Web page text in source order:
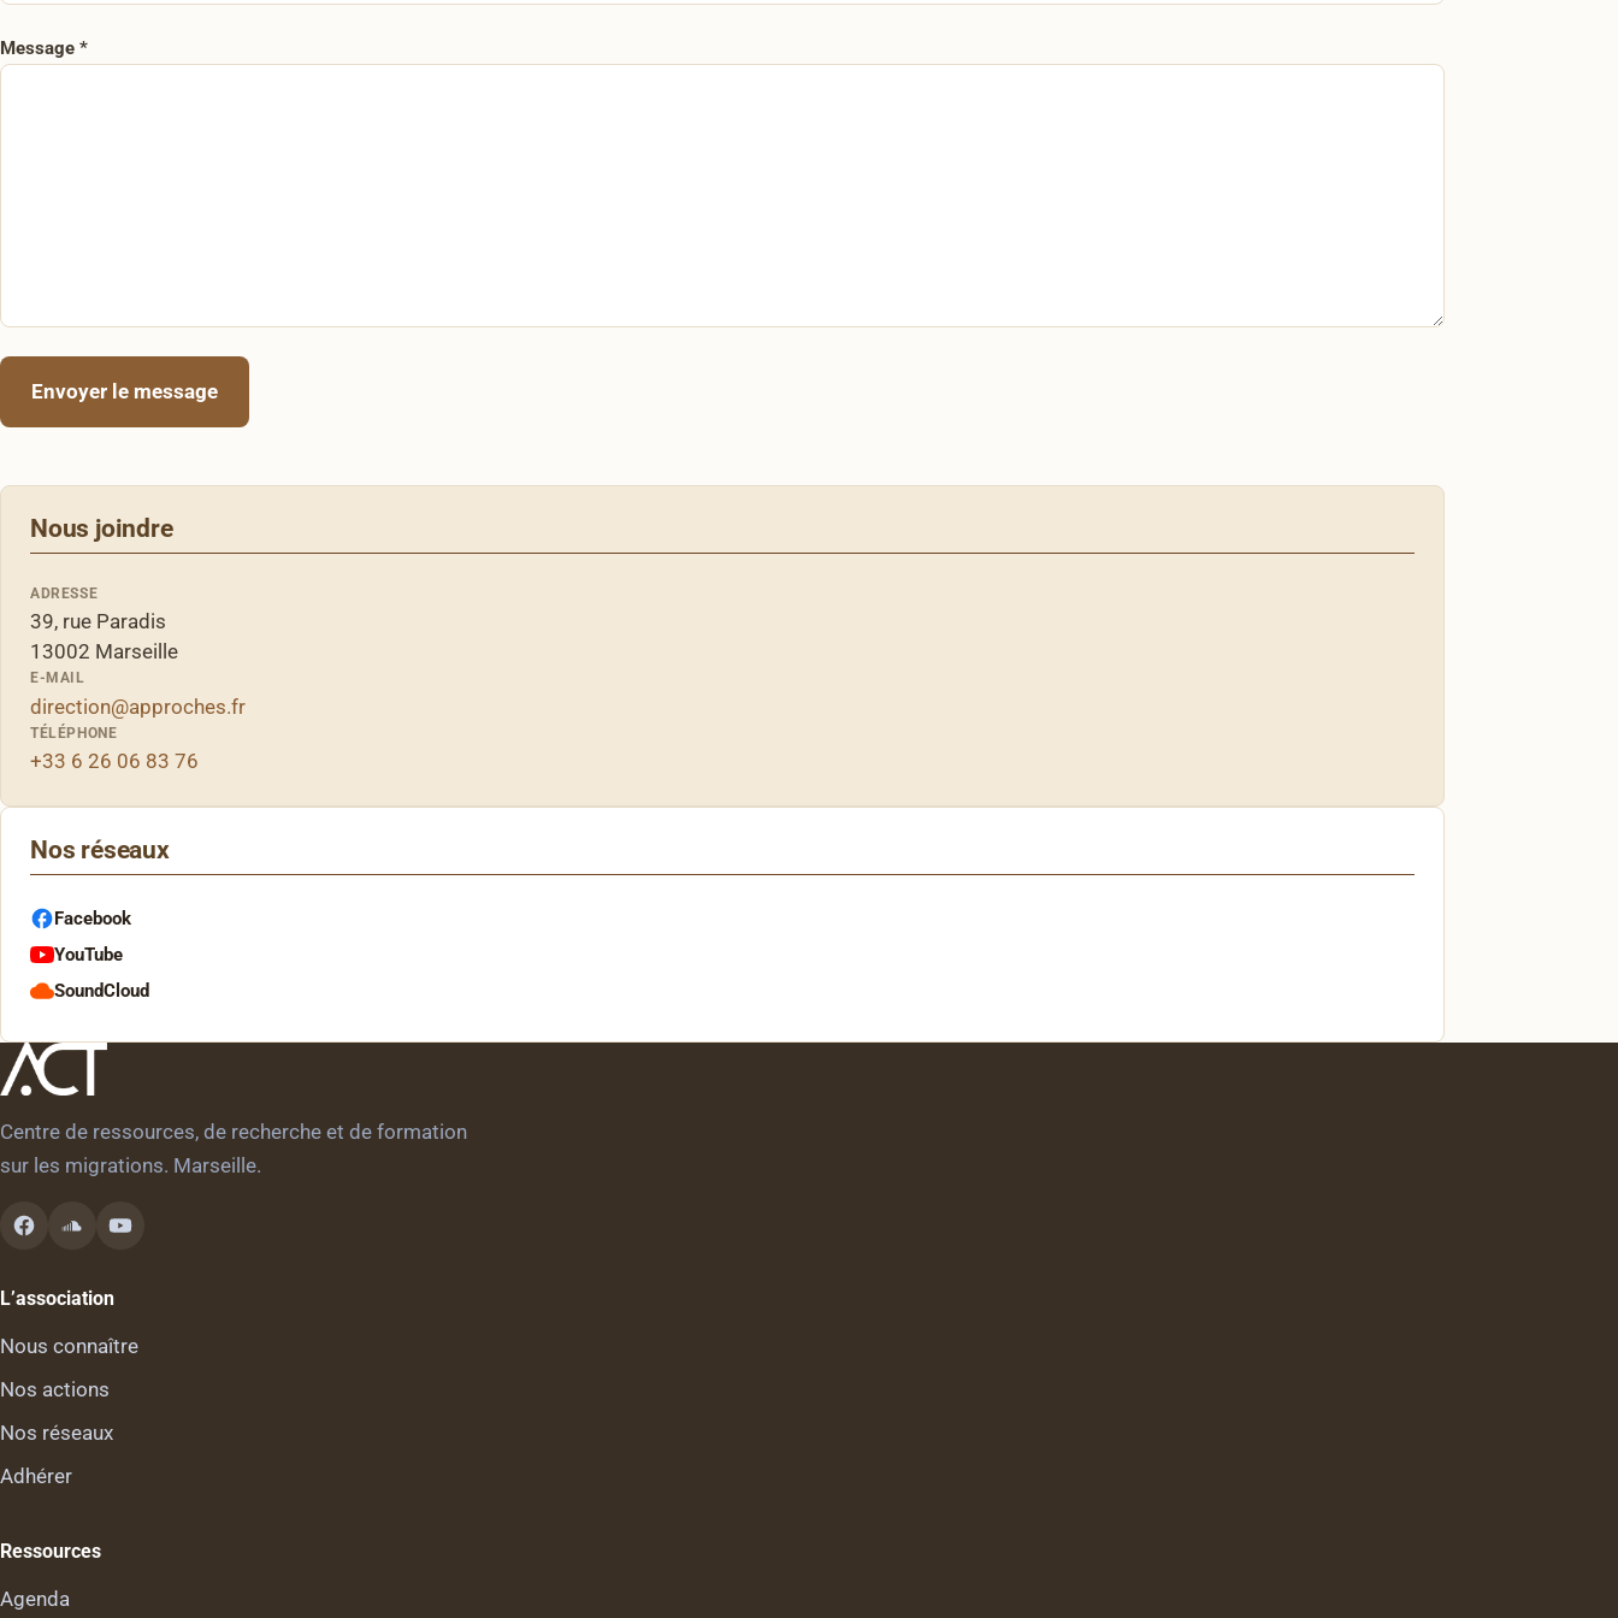
Message *
Envoyer le message
Nous joindre
ADRESSE
39, rue Paradis
13002 Marseille
E-MAIL
direction@approches.fr
TÉLÉPHONE
+33 6 26 06 83 76
Nos réseaux
Facebook
YouTube
SoundCloud
Centre de ressources, de recherche et de formation
sur les migrations. Marseille.
L’association
Nous connaître
Nos actions
Nos réseaux
Adhérer
Ressources
Agenda